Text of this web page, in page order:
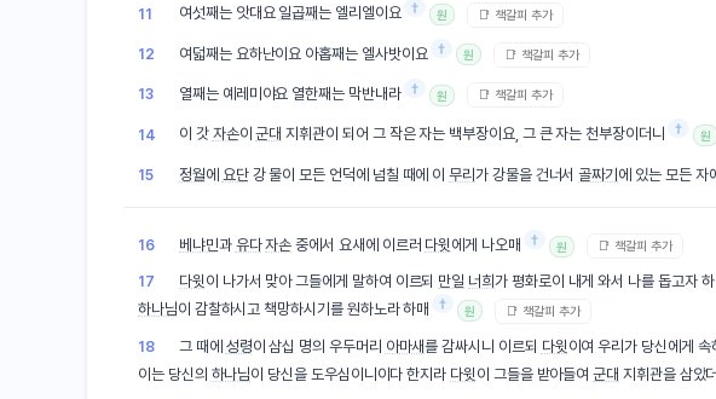
11 여섯째는 앗대요 일곱째는 엘리엘이요 † 원 📑 책갈피 추가
12 여덟째는 요하난이요 아홉째는 엘사밧이요 † 원 📑 책갈피 추가
13 열째는 예레미야요 열한째는 막반내라 † 원 📑 책갈피 추가
14 이 갓 자손이군대 지휘관이 되어 그 작은 자는 백부장이요, 그 큰 자는 천부장이더니 † 원
15 정월에 요단강 물이 모든 언덕에 넘칠 때에 이무리가 강물을 건너서골짜기 에 있는 모든 자
16 베냐민과 유다자손 중에서 요새에 이르러 다윗 에게 나오매 † 원 📑 책갈피 추가
17 다윗 이 나가서 맞아 그들에게 말하여 이르되 만일 너희가 평화로이 내게 와서 나를 돕고자 하
하나님이 감찰하시고 책망하시기를 원하노라 하매 † 원 📑 책갈피 추가
18 그 때에 성령이 삼십 명의 우두머리 아마새를 감싸시니 이르되 다윗 이여 우리가 당신에게 속
이는 당신의 하나님이 당신을 도우심이니이다 한지라 다윗 이 그들을 받아들여군대 지휘관을 삼았